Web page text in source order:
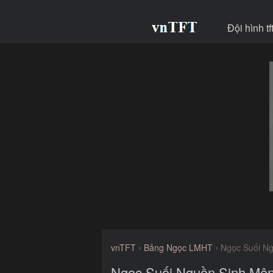
Đội hình
vnTFT › Bảng Ngọc LMHT › Ngọc Suối